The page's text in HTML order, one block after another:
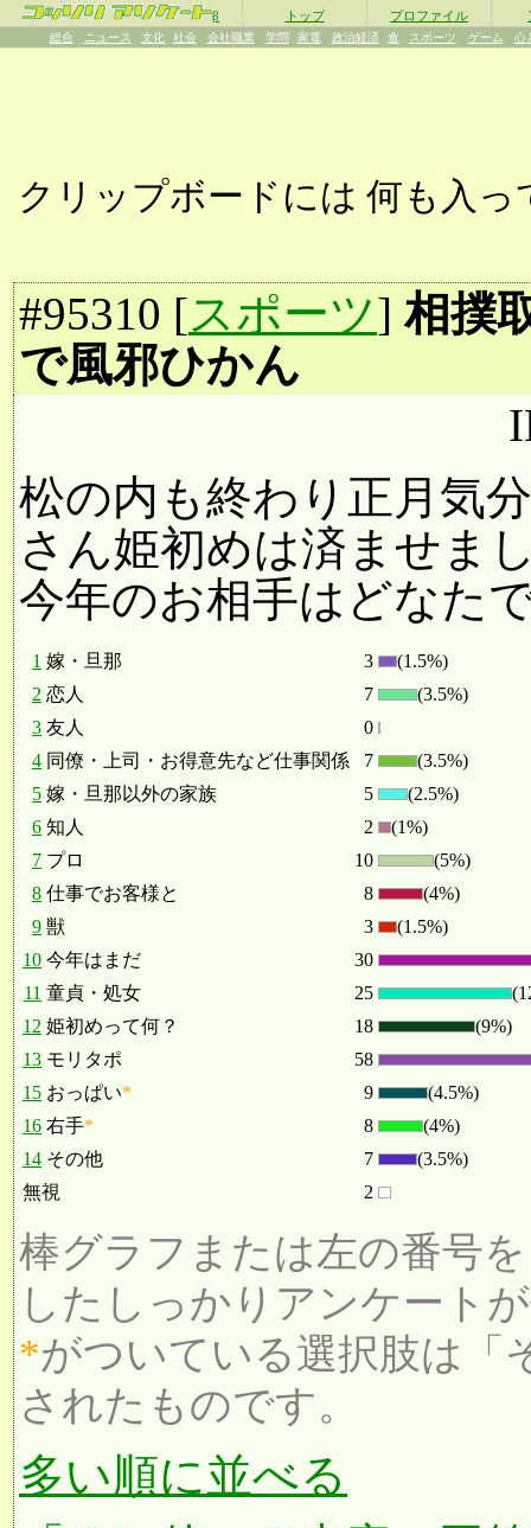
β トップ プロファイル
総合 ニュース 文化 社会 会社職業 学問 家電 政治経済 食 スポーツ ゲーム 心
クリップボードには 何も入っ
#95310 [スポーツ]相撲
で風邪ひかん
松の内も終わり正月気
さん姫初めは済ませま
今年のお相手はどなた
1 嫁・旦那 3
(1.5%)
2 恋人 7
(3.5%)
3 友人
0
4 同僚・上司・お得意先など仕事関係 7
(3.5%)
5 嫁・旦那以外の家族 5
(2.5%)
6 知人 2
(1%)
7 プロ 10
(5%)
8 仕事でお客様と 8
(4%)
9 獣 3
(1.5%)
10 今年はまだ
30
11 童貞・処女 25
12 姫初めって何？ 18
(9%)
13 モリタポ
58
15 おっぱい* 9
(4.5%)
16 右手* 8
(4%)
14 その他 7
(3.5%)
無視
2
棒グラフまたは左の番号
したしっかりアンケート
*がついている選択肢は「
されたものです。
多い順に並べる